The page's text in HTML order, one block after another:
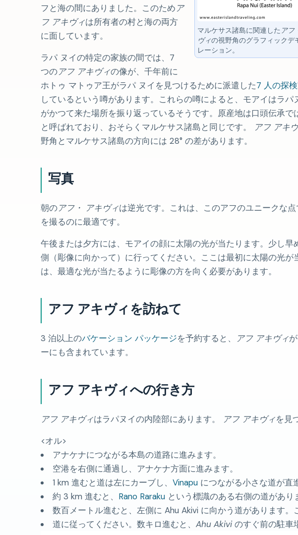
マルケサス諸島に関連した アフ
ヴィの視野角のグラフィックデ
レーション。
フと海の間にありました。このため ア
フ アキヴィは所有者の村と海の両方
に面しています。
ラパ ヌイの特定の家族の間では、7
つのアフ アキヴィの像が、千年前に
ホトゥ マトゥア王がラパ ヌイを見つけるために派遣した7 人の探
しているという噂があります。これらの噂によると、モアイはラパ
がかつて来た場所を振り返っているそうです。原産地は口頭伝承で
と呼ばれており、おそらくマルケサス諸島と同じです。
アフ アキ
野角とマルケサス諸島の方向には 28° の差があります。
写真
朝のアフ・ アキヴィは逆光です。これは、このアフのユニークな
を撮るのに最適です。
午後または夕方には、モアイの顔に太陽の光が当たります。少し
側（彫像に向かって）に行ってください。ここは最初に太陽の光
は、最適な光が当たるように彫像の方を向く必要があります。
アフ アキヴィを訪ねて
3 泊以上のバケーション パッケージを予約すると、 アフ アキヴィ
ーにも含まれています。
アフ アキヴィへの行き方
アフ アキヴィはラパヌイの内陸部にあります。 アフ アキヴィを見
<オル>
アナケナにつながる本島の道路に進みます。
空港を右側に通過し、アナケナ方面に進みます。
1 km 進むと道は左にカーブし、 Vinapu につながる小さな道が直
約 3 km 進むと、 Rano Raraku という標識のある右側の道があり
数百メートル進むと、左側に Ahu Akivi に向かう道があります。
道に従ってください。数キロ進むと、 Ahu Akivi のすぐ前の駐車